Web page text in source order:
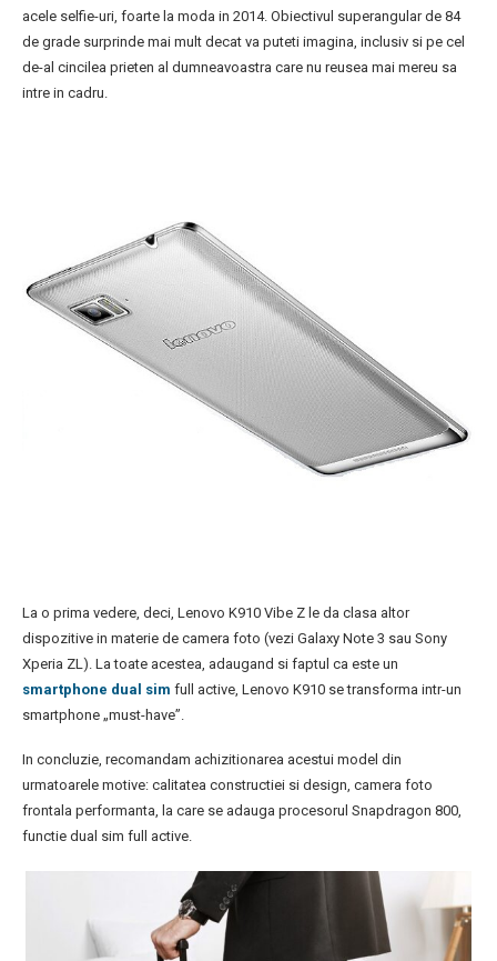
acele selfie-uri, foarte la moda in 2014. Obiectivul superangular de 84
de grade surprinde mai mult decat va puteti imagina, inclusiv si pe cel
de-al cincilea prieten al dumneavoastra care nu reusea mai mereu sa
intre in cadru.
La o prima vedere, deci, Lenovo K910 Vibe Z le da clasa altor
dispozitive in materie de camera foto (vezi Galaxy Note 3 sau Sony
Xperia ZL). La toate acestea, adaugand si faptul ca este un
smartphone dual sim full active, Lenovo K910 se transforma intr-un
smartphone „must-have”.
In concluzie, recomandam achizitionarea acestui model din
urmatoarele motive: calitatea constructiei si design, camera foto
frontala performanta, la care se adauga procesorul Snapdragon 800,
functie dual sim full active.